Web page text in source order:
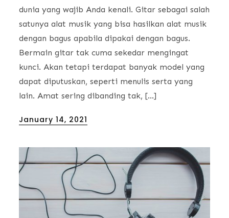
dunia yang wajib Anda kenali. Gitar sebagai salah
satunya alat musik yang bisa hasilkan alat musik
dengan bagus apabila dipakai dengan bagus.
Bermain gitar tak cuma sekedar mengingat
kunci. Akan tetapi terdapat banyak model yang
dapat diputuskan, seperti menulis serta yang
lain. Amat sering dibanding tak, […]
Posted
January 14, 2021